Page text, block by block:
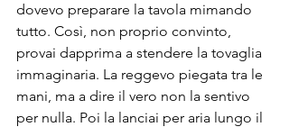
dovevo preparare la tavola mimando
tutto. Così, non proprio convinto,
provai dapprima a stendere la tovaglia
immaginaria. La reggevo piegata tra le
mani, ma a dire il vero non la sentivo
per nulla. Poi la lanciai per aria lungo il